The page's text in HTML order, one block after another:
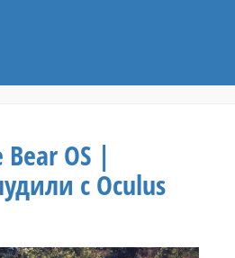
OS |
с Oculus